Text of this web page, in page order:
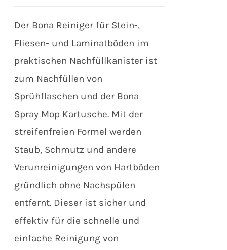
Der Bona Reiniger für Stein-,
Fliesen- und Laminatböden im
praktischen Nachfüllkanister ist
zum Nachfüllen von
Sprühflaschen und der Bona
Spray Mop Kartusche. Mit der
streifenfreien Formel werden
Staub, Schmutz und andere
Verunreinigungen von Hartböden
gründlich ohne Nachspülen
entfernt. Dieser ist sicher und
effektiv für die schnelle und
einfache Reinigung von